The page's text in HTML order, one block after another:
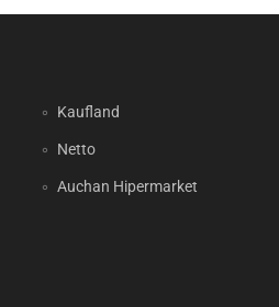
Kaufland
Netto
Auchan Hipermarket